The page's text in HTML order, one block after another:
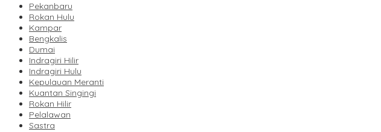
Pekanbaru
Rokan Hulu
Kampar
Bengkalis
Dumai
Indragiri Hilir
Indragiri Hulu
Kepulauan Meranti
Kuantan Singingi
Rokan Hilir
Pelalawan
Sastra